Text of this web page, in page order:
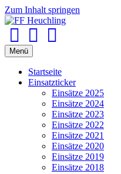
Zum Inhalt springen
Menü
Startseite
Einsatzticker
Einsätze 2025
Einsätze 2024
Einsätze 2023
Einsätze 2022
Einsätze 2021
Einsätze 2020
Einsätze 2019
Einsätze 2018